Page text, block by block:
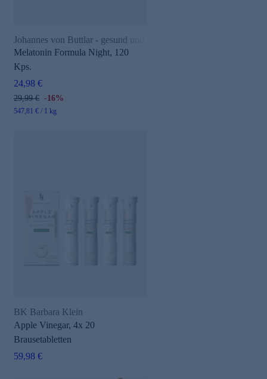
Johannes von Buttlar - gesund und aktiv
Melatonin Formula Night, 120
Kps.
24,98 €
29,99 € -16%
547,81 € / 1 kg
BK Barbara Klein
Apple Vinegar, 4x 20
Brausetabletten
59,98 €